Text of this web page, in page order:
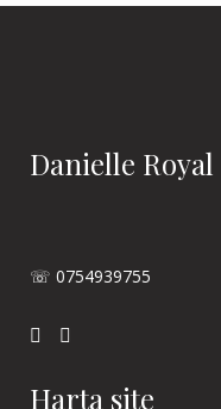
Danielle Royal
☏ 0754939755
Harta site